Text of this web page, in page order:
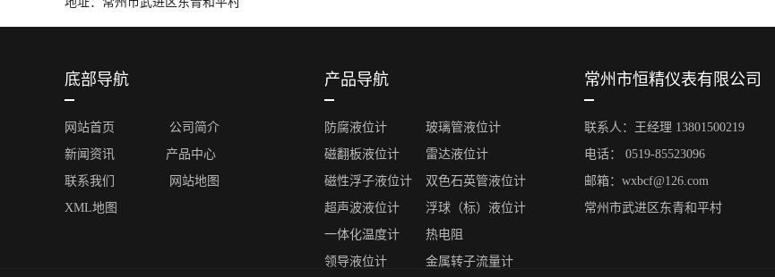
底部导航
网站首页
公司简介
新闻资讯
产品中心
联系我们
网站地图
XML地图
产品导航
防腐液位计
玻璃管液位计
磁翻板液位计
雷达液位计
磁性浮子液位计
双色石英管液位计
超声波液位计
浮球（标）液位计
一体化温度计
热电阻
领导液位计
金属转子流量计
常州市恒精仪表有限公司
联系人：王经理 13801500219
电话： 0519-85523096
邮箱：wxbcf@126.com
常州市武进区东青和平村